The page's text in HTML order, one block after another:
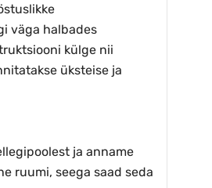
väga halbades
külge nii
üksteise ja
ja anname
ruumi, seega saad seda